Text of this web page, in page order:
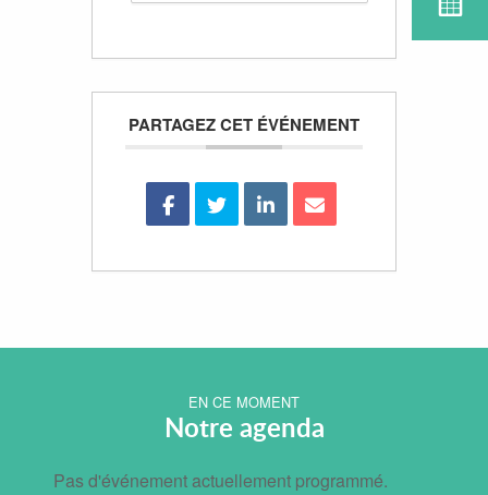
PARTAGEZ CET ÉVÉNEMENT
EN CE MOMENT
Notre agenda
Pas d'événement actuellement programmé.